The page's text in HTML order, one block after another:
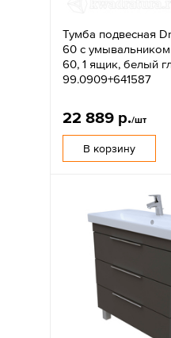
Тумба подвесная
60 с умывальником
60, 1 ящик, белый
99.0909+641587
22 889 р./шт
В корзину